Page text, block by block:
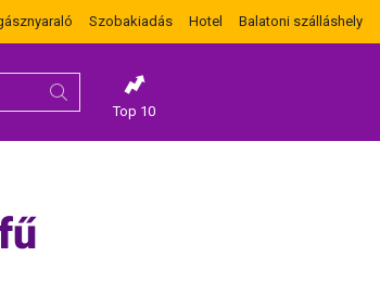
Szobakiadás Hotel Balatoni szálláshely
Top 10